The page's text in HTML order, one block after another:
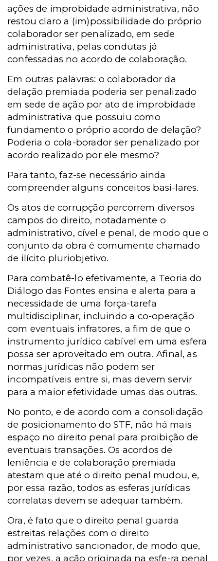
ações de improbidade administrativa, não
restou claro a (im)possibilidade do próprio
colaborador ser penalizado, em sede
administrativa, pelas condutas já
confessadas no acordo de colaboração.
Em outras palavras: o colaborador da
delação premiada poderia ser penalizado
em sede de ação por ato de improbidade
administrativa que possuiu como
fundamento o próprio acordo de delação?
Poderia o cola-borador ser penalizado por
acordo realizado por ele mesmo?
Para tanto, faz-se necessário ainda
compreender alguns conceitos basi-lares.
Os atos de corrupção percorrem diversos
campos do direito, notadamente o
administrativo, cível e penal, de modo que o
conjunto da obra é comumente chamado
de ilícito pluriobjetivo.
Para combatê-lo efetivamente, a Teoria do
Diálogo das Fontes ensina e alerta para a
necessidade de uma força-tarefa
multidisciplinar, incluindo a co-operação
com eventuais infratores, a fim de que o
instrumento jurídico cabível em uma esfera
possa ser aproveitado em outra. Afinal, as
normas jurídicas não podem ser
incompatíveis entre si, mas devem servir
para a maior efetividade umas das outras.
No ponto, e de acordo com a consolidação
de posicionamento do STF, não há mais
espaço no direito penal para proibição de
eventuais transações. Os acordos de
leniência e de colaboração premiada
atestam que até o direito penal mudou, e,
por essa razão, todos as esferas jurídicas
correlatas devem se adequar também.
Ora, é fato que o direito penal guarda
estreitas relações com o direito
administrativo sancionador, de modo que,
por vezes, a ação originada na esfe-ra penal